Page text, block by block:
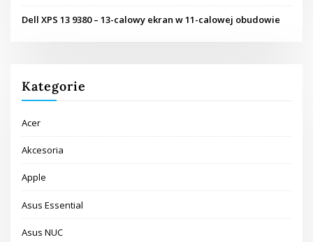
Dell XPS 13 9380 – 13-calowy ekran w 11-calowej obudowie
Kategorie
Acer
Akcesoria
Apple
Asus Essential
Asus NUC